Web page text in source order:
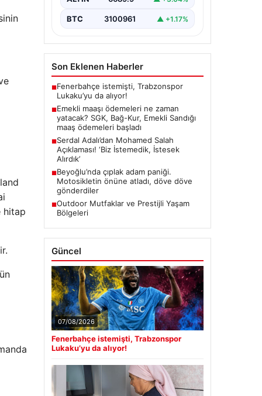
hitap
BTC 3100961 ▲ +1.17%
Son Eklenen Haberler
■Fenerbahçe istemişti, Trabzonspor
Lukaku’yu da alıyor!
■Emekli maaşı ödemeleri ne zaman
yatacak? SGK, Bağ-Kur, Emekli Sandığı
maaş ödemeleri başladı
■Serdal Adalı’dan Mohamed Salah
Açıklaması! ‘Biz İstemedik, İstesek
Alırdık’
■Beyoğlu’nda çıplak adam paniği.
Motosikletin önüne atladı, döve döve
gönderdiler
■Outdoor Mutfaklar ve Prestijli Yaşam
Bölgeleri
Güncel
07/08/2026
Fenerbahçe istemişti, Trabzonspor
Lukaku’yu da alıyor!